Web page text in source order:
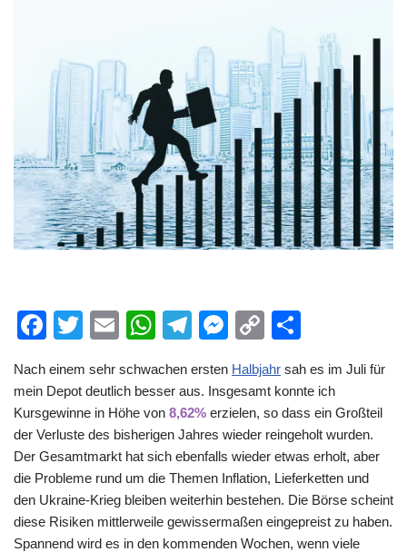
F
c
e
b
o
o
k
T
tt
er
E
ail
W
at
s
A
p
p
T
e
gr
a
m
M
ss
e
n
g
er
C
p
y
Li
n
k
e
n
Nach einem sehr schwachen ersten Halbjahr sah es im Juli für
mein Depot deutlich besser aus. Insgesamt konnte ich
Kursgewinne in Höhe von 8,62% erzielen, so dass ein Großteil
der Verluste des bisherigen Jahres wieder reingeholt wurden.
Der Gesamtmarkt hat sich ebenfalls wieder etwas erholt, aber
die Probleme rund um die Themen Inflation, Lieferketten und
den Ukraine-Krieg bleiben weiterhin bestehen. Die Börse scheint
diese Risiken mittlerweile gewissermaßen eingepreist zu haben.
Spannend wird es in den kommenden Wochen, wenn viele